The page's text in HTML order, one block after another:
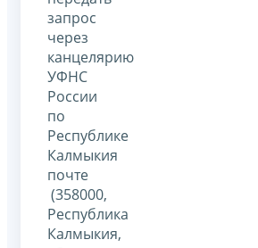
запрос
через
канцелярию
УФНС
России
по
Республике
Калмыкия
почте
(358000,
Республика
Калмыкия,